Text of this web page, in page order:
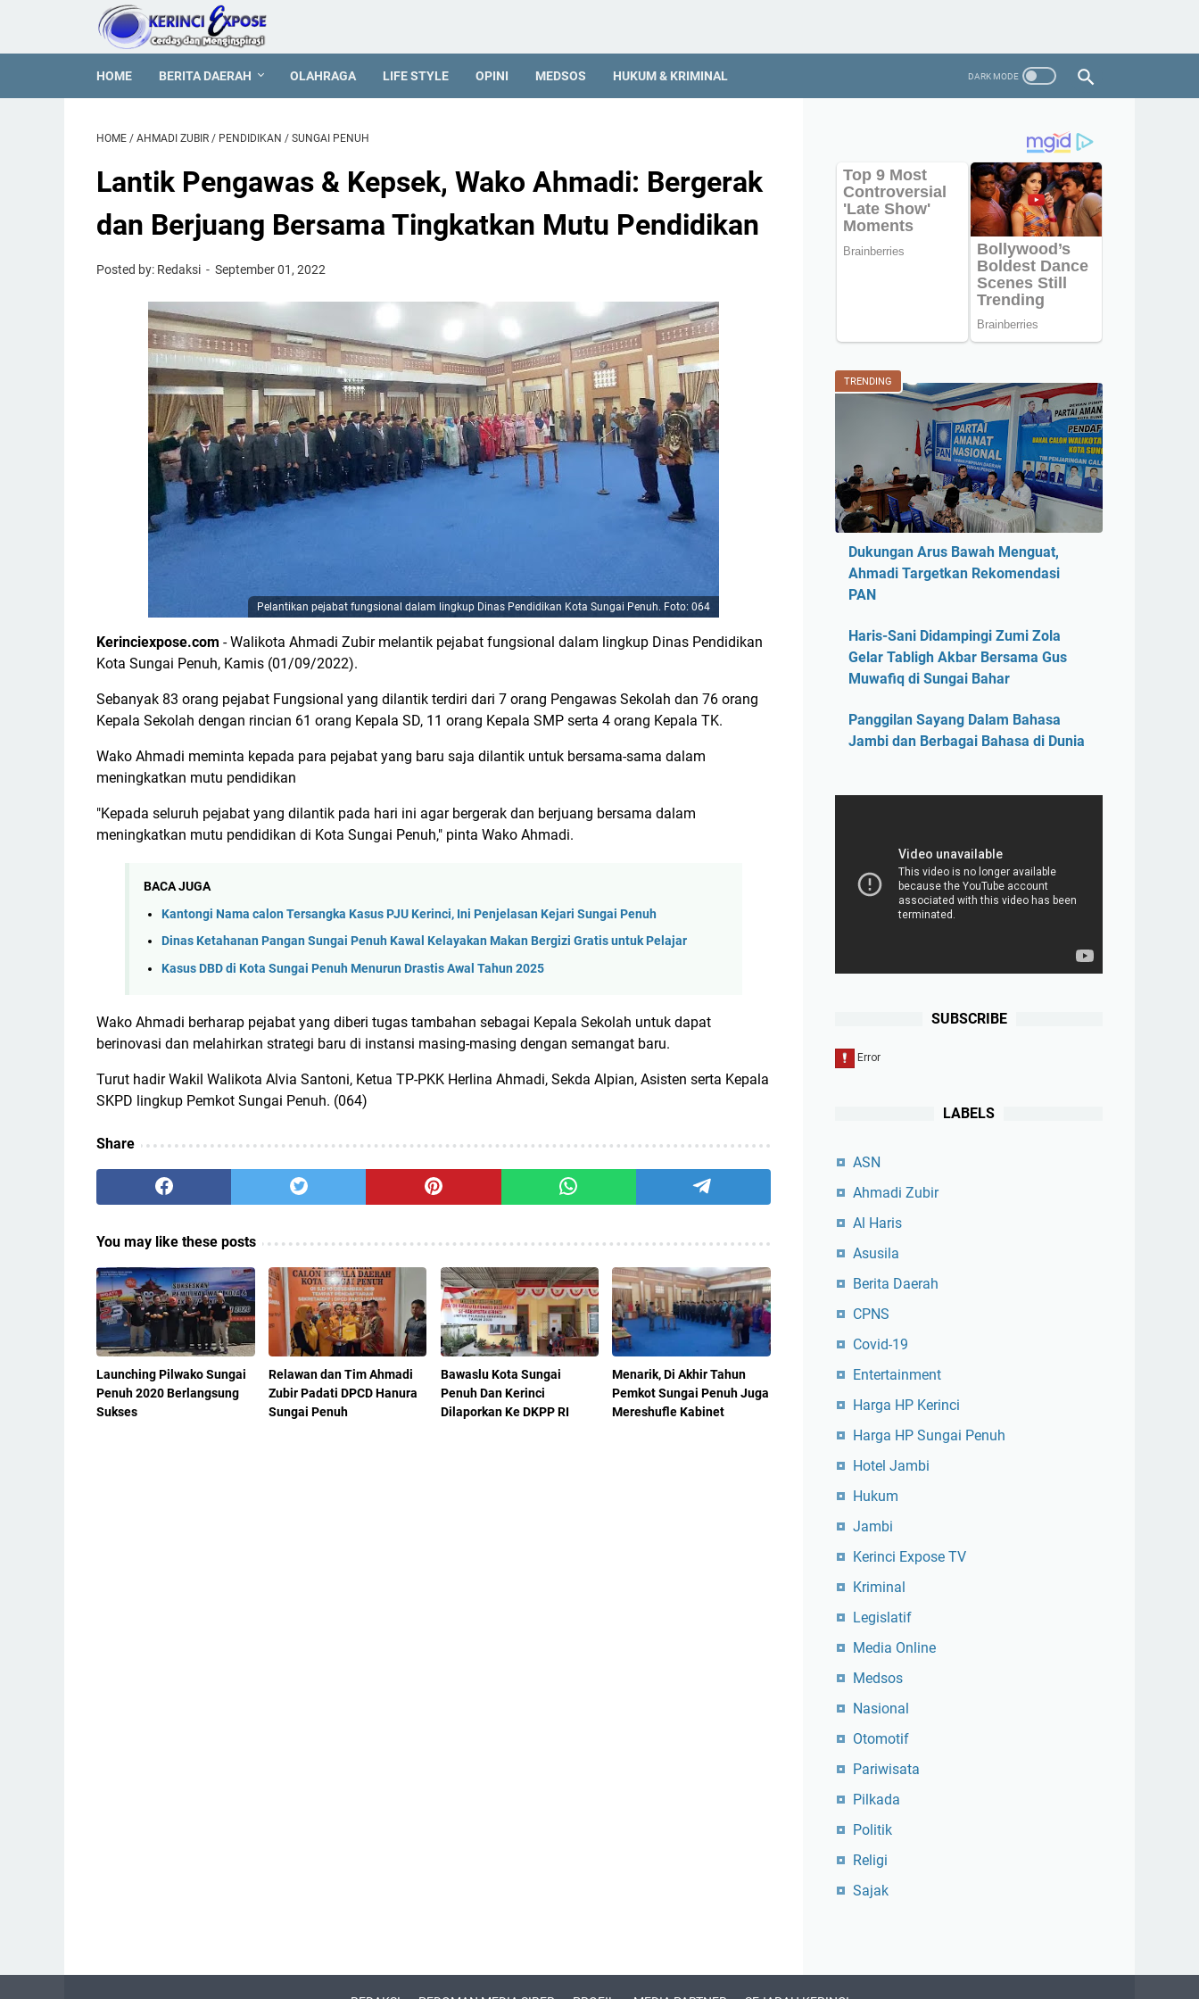
HOME BERITA DAERAH OLAHRAGA LIFE STYLE OPINI MEDSOS HUKUM & KRIMINAL
HOME / AHMADI ZUBIR / PENDIDIKAN / SUNGAI PENUH
Lantik Pengawas & Kepsek, Wako Ahmadi: Bergerak
dan Berjuang Bersama Tingkatkan Mutu Pendidikan
Posted by: Redaksi September 01, 2022
Pelantikan pejabat fungsional dalam lingkup Dinas Pendidikan Kota Sungai Penuh. Foto: 064
Kerinciexpose.com - Walikota Ahmadi Zubir melantik pejabat fungsional dalam lingkup Dinas Pendidikan
Kota Sungai Penuh, Kamis (01/09/2022).
Sebanyak 83 orang pejabat Fungsional yang dilantik terdiri dari 7 orang Pengawas Sekolah dan 76 orang
Kepala Sekolah dengan rincian 61 orang Kepala SD, 11 orang Kepala SMP serta 4 orang Kepala TK.
Wako Ahmadi meminta kepada para pejabat yang baru saja dilantik untuk bersama-sama dalam
meningkatkan mutu pendidikan
"Kepada seluruh pejabat yang dilantik pada hari ini agar bergerak dan berjuang bersama dalam
meningkatkan mutu pendidikan di Kota Sungai Penuh," pinta Wako Ahmadi.
BACA JUGA
Kantongi Nama calon Tersangka Kasus PJU Kerinci, Ini Penjelasan Kejari Sungai Penuh
Dinas Ketahanan Pangan Sungai Penuh Kawal Kelayakan Makan Bergizi Gratis untuk Pelajar
Kasus DBD di Kota Sungai Penuh Menurun Drastis Awal Tahun 2025
Wako Ahmadi berharap pejabat yang diberi tugas tambahan sebagai Kepala Sekolah untuk dapat
berinovasi dan melahirkan strategi baru di instansi masing-masing dengan semangat baru.
Turut hadir Wakil Walikota Alvia Santoni, Ketua TP-PKK Herlina Ahmadi, Sekda Alpian, Asisten serta Kepala
SKPD lingkup Pemkot Sungai Penuh. (064)
Share
You may like these posts
Launching Pilwako Sungai
Penuh 2020 Berlangsung
Sukses
Relawan dan Tim Ahmadi
Zubir Padati DPCD Hanura
Sungai Penuh
Bawaslu Kota Sungai
Penuh Dan Kerinci
Dilaporkan Ke DKPP RI
Menarik, Di Akhir Tahun
Pemkot Sungai Penuh Juga
Mereshufle Kabinet
TRENDING
Dukungan Arus Bawah Menguat,
Ahmadi Targetkan Rekomendasi
PAN
Haris-Sani Didampingi Zumi Zola
Gelar Tabligh Akbar Bersama Gus
Muwafiq di Sungai Bahar
Panggilan Sayang Dalam Bahasa
Jambi dan Berbagai Bahasa di Dunia
SUBSCRIBE
LABELS
ASN
Ahmadi Zubir
Al Haris
Asusila
Berita Daerah
CPNS
Covid-19
Entertainment
Harga HP Kerinci
Harga HP Sungai Penuh
Hotel Jambi
Hukum
Jambi
Kerinci Expose TV
Kriminal
Legislatif
Media Online
Medsos
Nasional
Otomotif
Pariwisata
Pilkada
Politik
Religi
Sajak